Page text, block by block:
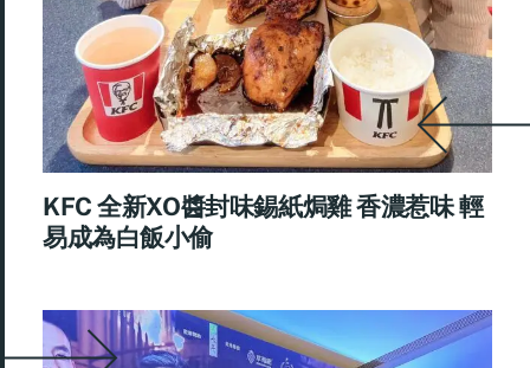
KFC 全新XO醬封味錫紙焗雞 香濃惹味 輕
易成為白飯小偷